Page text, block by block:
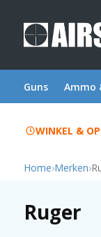
Guns Ammo
WINKEL &
Home›Merken›
Ruger